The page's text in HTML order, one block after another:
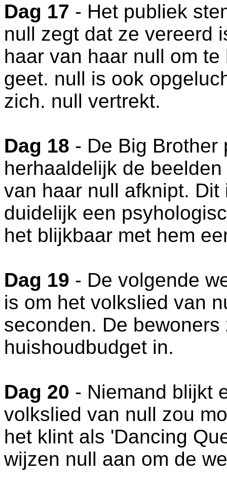
Dag 17 - Het publiek
null zegt dat ze vereerd
haar van haar null om
geet. null is ook
zich. null vertrekt.
Dag 18 - De Big Brother
herhaaldelijk de
van haar null afknipt.
duidelijk een
het blijkbaar met hem
Dag 19 - De volgende
is om het volkslied van
seconden. De
huishoudbudget in.
Dag 20 - Niemand blijkt
volkslied van null zou
het klint als 'Dancing
wijzen null aan om de